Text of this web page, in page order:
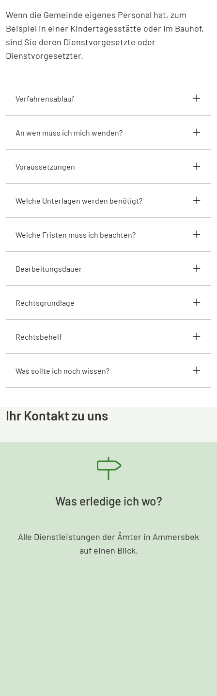
Wenn die Gemeinde eigenes Personal hat, zum
Beispiel in einer Kindertagesstätte oder im Bauhof,
sind Sie deren Dienstvorgesetzte oder
Dienstvorgesetzter.
Verfahrensablauf
An wen muss ich mich wenden?
Voraussetzungen
Welche Unterlagen werden benötigt?
Welche Fristen muss ich beachten?
Bearbeitungsdauer
Rechtsgrundlage
Rechtsbehelf
Was sollte ich noch wissen?
Ihr Kontakt zu uns
Was erledige ich wo?
Alle Dienstleistungen der Ämter in Ammersbek
auf einen Blick.